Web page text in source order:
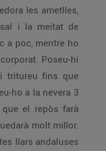
les ametlles,
i la meitat de
a poc, mentre ho
Poseu-hi
tritureu fins que
ho a la nevera 3
el repòs farà
molt millor.
llars andaluses